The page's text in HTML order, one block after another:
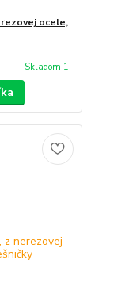
ocele,
Skladom 1